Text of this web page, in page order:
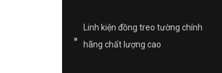
Linh kiện đồng treo tường chính
hãng chất lượng cao